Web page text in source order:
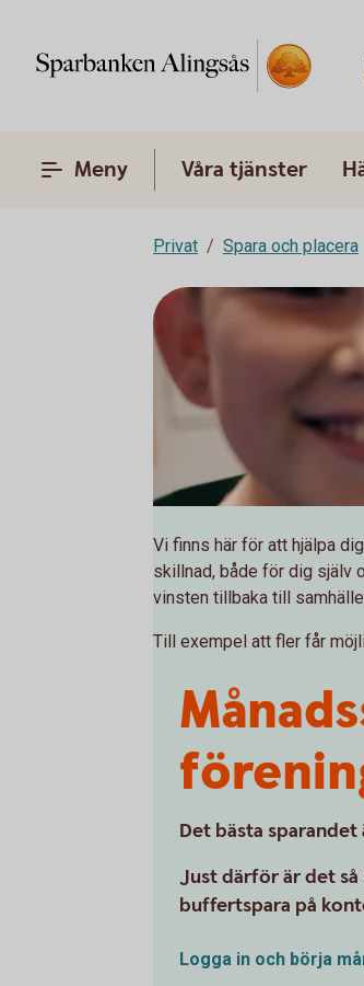
Meny Våra tjänster
Privat Spara och placera
Det bästa
Just därför är det så
buffertspara på
Logga in och börja
Vi finns här för att hjälpa
skillnad, både för dig själv
vinsten tillbaka till
Till exempel att fler får